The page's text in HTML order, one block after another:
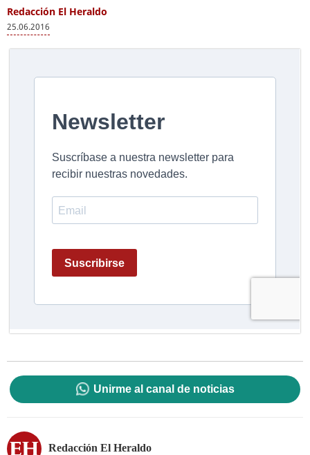
Redacción El Heraldo
25.06.2016
Unirme al canal de noticias
Redacción El Heraldo